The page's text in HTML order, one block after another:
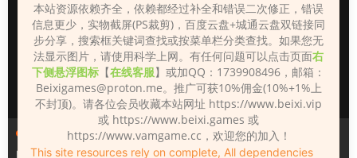
人物（Looks）
Monica_2_2_2
人物（Looks）
Lizhen2025
本站资源依赖齐全，依赖都经过补全和错误二次修正，错误
信息更少，实物截屏(PS裁剪)，百度云盘+城通云盘双链接同
步分享，搜索框关键词查找或按菜单栏分类查找。如果您无
法显示图片，请使用科学上网。有任何问题可以点击页面右
下侧悬浮图标 【在线客服】或加QQ：1739908496，邮箱：
Beixigames@proton.me。推广可获10%佣金(10%+1%上
不封顶)。请各位会员收藏本站网址 https://www.beixi.vip
或 https://www.beixi.games 或
https://www.vamgame.cc，欢迎您的加入！
This site resources rely on complete, All dependencies